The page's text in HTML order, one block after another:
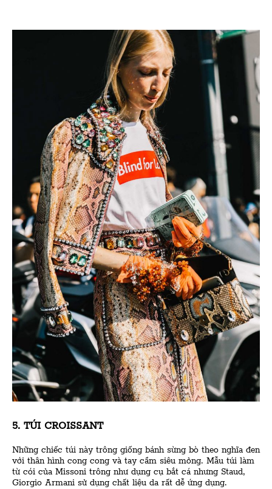
5. TÚI CROISSANT
Những chiếc túi này trông giống bánh sừng bò theo nghĩa đen
với thân hình cong cong và tay cầm siêu mỏng. Mẫu túi làm
từ cói của Missoni trông như dụng cụ bắt cá nhưng Staud,
Giorgio Armani sử dụng chất liệu da rất dễ ứng dụng.